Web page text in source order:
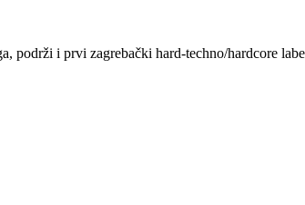
podrži i prvi zagrebački hard-techno/hardcore